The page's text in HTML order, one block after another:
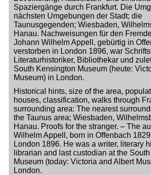
Meine Tätigkeitsfelder
Buchbinderei und
Glossar und
Warenkorb
Kontakt
Newsletter
Spaziergänge durch Frankfurt. Die
nächsten Umgebungen der Stadt; die
Taunusgegenden; Wiesbaden,
Hanau. Nachweisungen für den
Johann Wilhelm Appell, gebürtig in
verstorben in London 1896, war
Literaturhistoriker, Bibliothekar und
South Kensington Museum (heute:
Museum) in London.
Historical hints, size of the area,
houses, classification, walks through
surrounding area: The nearest
the Taunus area; Wiesbaden,
Hanau. Proofs for the stranger. – The
Wilhelm Appell, born in Offenbach
London 1896. He was a writer, literary
librarian and last custodian at the
Museum (today: Victoria and Albert
London.